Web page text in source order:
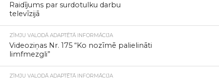
Raidījums par surdotulku darbu
televīzijā
ZĪMJU VALODĀ ADAPTĒTĀ INFORMĀCIJA
Videoziņas Nr. 175 “Ko nozīmē palielināti
limfmezgli”
ZĪMJU VALODĀ ADAPTĒTĀ INFORMĀCIJA